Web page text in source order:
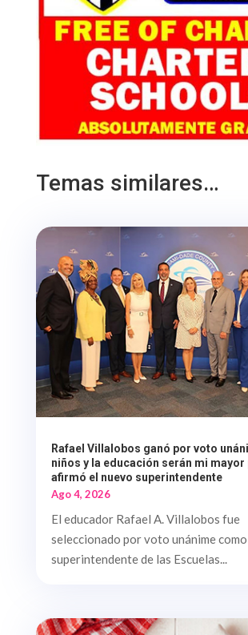
Temas similares…
Rafael Villalobos ganó por voto
niños y la educación serán mi mayor
afirmó el nuevo superintendente
Ago 4, 2026
El educador Rafael A. Villalobos fue
seleccionado por voto unánime
superintendente de las Escuelas...